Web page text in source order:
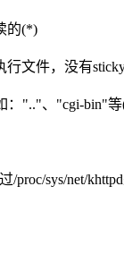
的(*)
文件，没有
".."、"cgi-bin"
sys/net/